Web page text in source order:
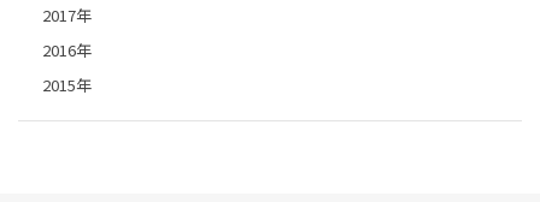
2017年
2016年
2015年